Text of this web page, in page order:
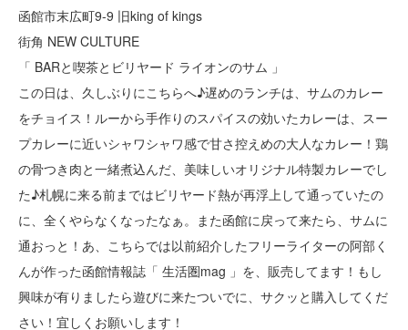
函館市末広町9-9 旧king of kings
街角 NEW CULTURE
「 BARと喫茶とビリヤード ライオンのサム 」
この日は、久しぶりにこちらへ♪遅めのランチは、サムのカレー
をチョイス！ルーから手作りのスパイスの効いたカレーは、スー
プカレーに近いシャワシャワ感で甘さ控えめの大人なカレー！鶏
の骨つき肉と一緒煮込んだ、美味しいオリジナル特製カレーでし
た♪札幌に来る前まではビリヤード熱が再浮上して通っていたの
に、全くやらなくなったなぁ。また函館に戻って来たら、サムに
通おっと！あ、こちらでは以前紹介したフリーライターの阿部く
んが作った函館情報誌「 生活圏mag 」を、販売してます！もし
興味が有りましたら遊びに来たついでに、サクッと購入してくだ
さい！宜しくお願いします！